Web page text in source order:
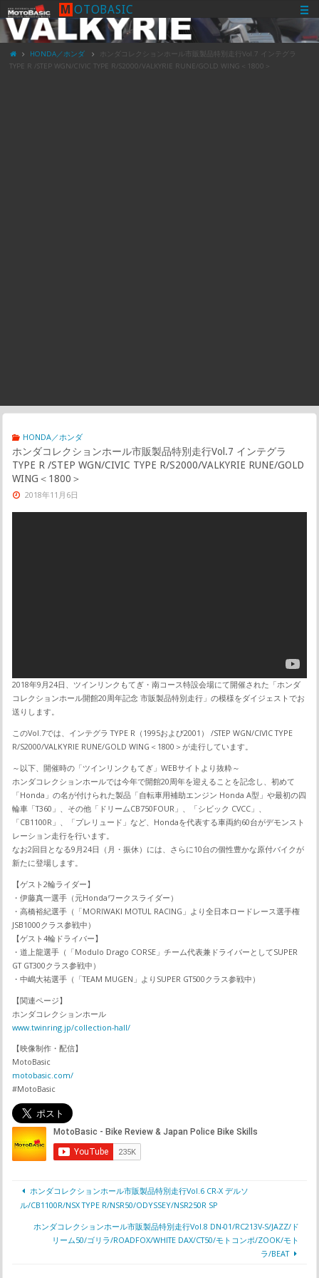
M OTOBASIC
HONDA／ホンダ
ホンダコレクションホール市販製品特別走行Vol.7 インテグラ
TYPE R /STEP WGN/CIVIC TYPE R/S2000/VALKYRIE RUNE/GOLD WING＜1800＞
HONDA／ホンダ
ホンダコレクションホール市販製品特別走行Vol.7 インテグラ
TYPE R /STEP WGN/CIVIC TYPE R/S2000/VALKYRIE RUNE/GOLD
WING＜1800＞
2018年11月6日
2018年9月24日、ツインリンクもてぎ・南コース特設会場にて開催された「ホンダ
コレクションホール開館20周年記念 市販製品特別走行」の模様をダイジェストでお
送りします。
このVol.7では、インテグラ TYPE R（1995および2001） /STEP WGN/CIVIC TYPE
R/S2000/VALKYRIE RUNE/GOLD WING＜1800＞が走行しています。
～以下、開催時の「ツインリンクもてぎ」WEBサイトより抜粋～
ホンダコレクションホールでは今年で開館20周年を迎えることを記念し、初めて
「Honda」の名が付けられた製品「自転車用補助エンジン Honda A型」や最初の四
輪車「T360」、その他「ドリームCB750FOUR」、「シビック CVCC」、
「CB1100R」、「プレリュード」など、Hondaを代表する車両約60台がデモンスト
レーション走行を行います。
なお2回目となる9月24日（月・振休）には、さらに10台の個性豊かな原付バイクが
新たに登場します。
【ゲスト2輪ライダー】
・伊藤真一選手（元Hondaワークスライダー）
・高橋裕紀選手（「MORIWAKI MOTUL RACING」より全日本ロードレース選手権
JSB1000クラス参戦中）
【ゲスト4輪ドライバー】
・道上龍選手（「Modulo Drago CORSE」チーム代表兼ドライバーとしてSUPER
GT GT300クラス参戦中）
・中嶋大祐選手（「TEAM MUGEN」よりSUPER GT500クラス参戦中）
【関連ページ】
ホンダコレクションホール
www.twinring.jp/collection-hall/
【映像制作・配信】
MotoBasic
motobasic.com/
#MotoBasic
ホンダコレクションホール市販製品特別走行Vol.6 CR-X デルソ
ル/CB1100R/NSX TYPE R/NSR50/ODYSSEY/NSR250R SP
ホンダコレクションホール市販製品特別走行Vol.8 DN-01/RC213V-S/JAZZ/ド
リーム50/ゴリラ/ROADFOX/WHITE DAX/CT50/モトコンポ/ZOOK/モト
ラ/BEAT